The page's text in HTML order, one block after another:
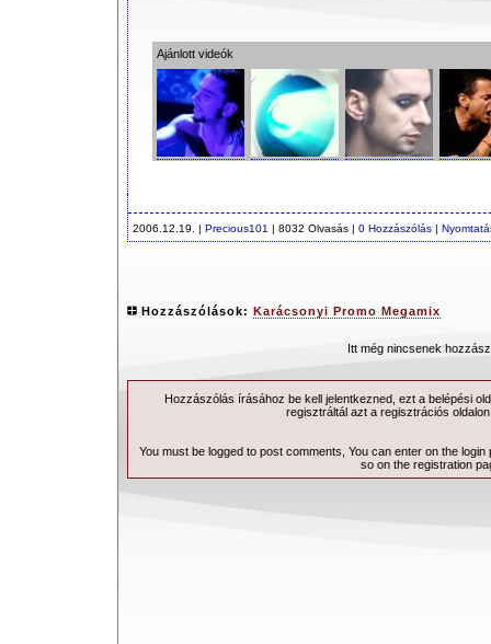
Ajánlott videók
2006.12.19. | Precious101 | 8032 Olvasás | 0 Hozzászólás |
Hozzászólások: Karácsonyi Promo Megamix
Itt még nincsenek
Hozzászólás írásához be kell jelentkezned, ezt a belépési
regisztráltál azt a regisztrációs
You must be logged to post comments, You can enter on the login
so on the registration